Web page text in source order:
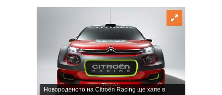
Новороденото на Citroën Racing ще хапе в